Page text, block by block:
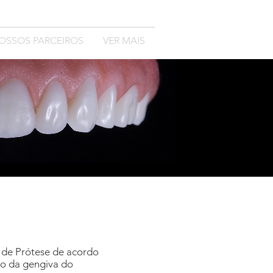
PARCEIROS VER MAIS
Prótese de acordo
da gengiva do